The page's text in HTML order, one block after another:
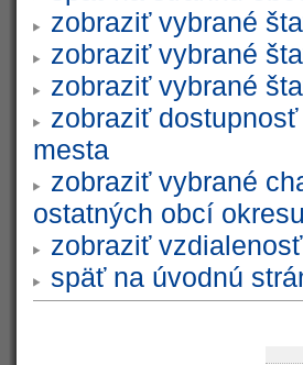
zobraziť vybrané
zobraziť vybrané
zobraziť vybrané
zobraziť
mesta
zobraziť vybrané
ostatných obcí
zobraziť
späť na úvodnú